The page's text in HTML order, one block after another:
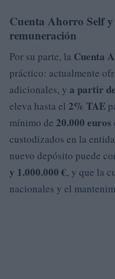
Cuenta Ahorro Self
remuneración
Por su parte, la Cuenta
práctico: actualmente
adicionales, y a partir
eleva hasta el 2% TAE
mínimo de 20.000 euros
custodizados en la
nuevo depósito puede
y 1.000.000 €, y que la
nacionales y el